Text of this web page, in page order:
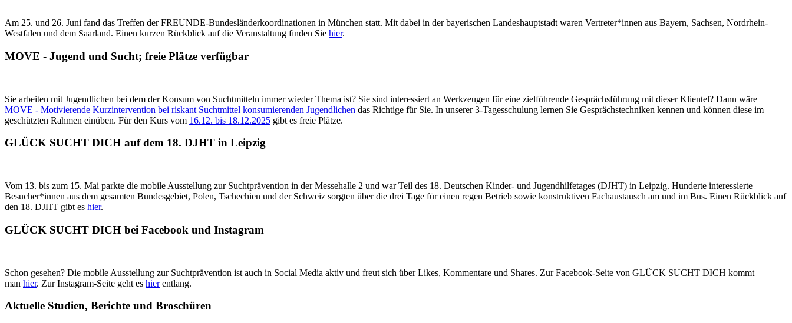
Am 25. und 26. Juni fand das Treffen der FREUNDE-Bundesländerkoordinationen in München statt. Mit dabei in der bayerischen Landeshauptstadt waren Vertreter*innen aus Bayern, Sachsen, Nordrhein-
Westfalen und dem Saarland. Einen kurzen Rückblick auf die Veranstaltung finden Sie hier.
MOVE - Jugend und Sucht; freie Plätze verfügbar
Sie arbeiten mit Jugendlichen bei dem der Konsum von Suchtmitteln immer wieder Thema ist? Sie sind interessiert an Werkzeugen für eine zielführende Gesprächsführung mit dieser Klientel? Dann wäre
MOVE - Motivierende Kurzintervention bei riskant Suchtmittel konsumierenden Jugendlichen das Richtige für Sie. In unserer 3-Tagesschulung lernen Sie Gesprächstechniken kennen und können diese im
geschützten Rahmen einüben. Für den Kurs vom 16.12. bis 18.12.2025 gibt es freie Plätze.
GLÜCK SUCHT DICH auf dem 18. DJHT in Leipzig
Vom 13. bis zum 15. Mai parkte die mobile Ausstellung zur Suchtprävention in der Messehalle 2 und war Teil des 18. Deutschen Kinder- und Jugendhilfetages (DJHT) in Leipzig. Hunderte interessierte
Besucher*innen aus dem gesamten Bundesgebiet, Polen, Tschechien und der Schweiz sorgten über die drei Tage für einen regen Betrieb sowie konstruktiven Fachaustausch am und im Bus. Einen Rückblick auf
den 18. DJHT gibt es hier.
GLÜCK SUCHT DICH bei Facebook und Instagram
Schon gesehen? Die mobile Ausstellung zur Suchtprävention ist auch in Social Media aktiv und freut sich über Likes, Kommentare und Shares. Zur Facebook-Seite von GLÜCK SUCHT DICH kommt
man hier. Zur Instagram-Seite geht es hierentlang.
Aktuelle Studien, Berichte und Broschüren